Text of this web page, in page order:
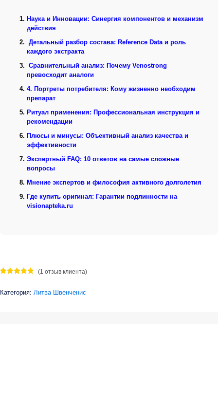
Наука и Инновации: Синергия компонентов и механизм
действия
Детальный разбор состава: Reference Data и роль
каждого экстракта
Сравнительный анализ: Почему Venostrong
превосходит аналоги
4. Портреты потребителя: Кому жизненно необходим
препарат
Ритуал применения: Профессиональная инструкция и
рекомендации
Плюсы и минусы: Объективный анализ качества и
эффективности
Экспертный FAQ: 10 ответов на самые сложные
вопросы
Мнение экспертов и философия активного долголетия
Где купить оригинал: Гарантии подлинности на
visionapteka.ru
на основе
(1 отзыв клиента)
Категория: Литва Швенченис